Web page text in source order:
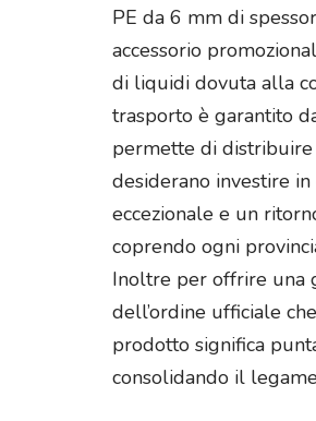
PE da 6 mm di
accessorio
di liquidi dovuta alla
trasporto è garantito
permette di
desiderano investire
eccezionale e un
coprendo ogni
Inoltre per offrire una
dell’ordine ufficiale
prodotto significa
consolidando il